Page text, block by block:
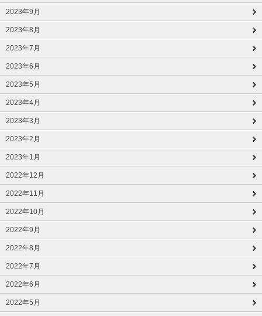
2023年9月
2023年8月
2023年7月
2023年6月
2023年5月
2023年4月
2023年3月
2023年2月
2023年1月
2022年12月
2022年11月
2022年10月
2022年9月
2022年8月
2022年7月
2022年6月
2022年5月